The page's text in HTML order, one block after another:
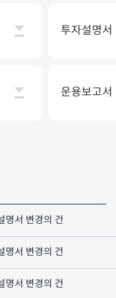
투자설명서
운용보고서
명서 변경의 건
명서 변경의 건
명서 변경의 건